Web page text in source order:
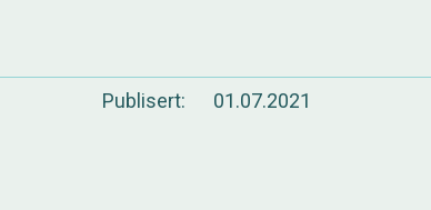
Publisert 01.07.2021